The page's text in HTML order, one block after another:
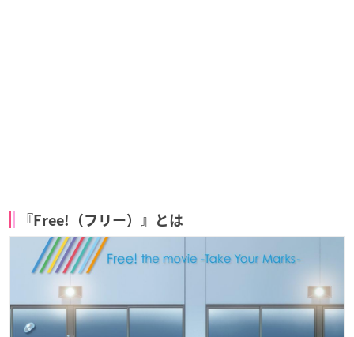
『Free!（フリー）』とは